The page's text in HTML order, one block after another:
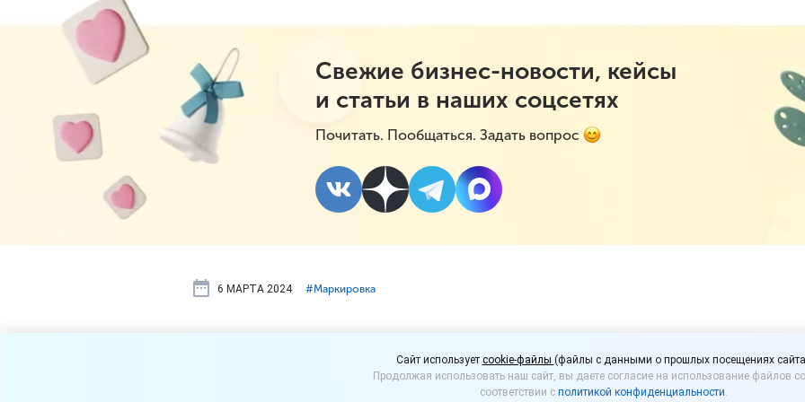
Свежие бизнес-новости, кейсы
и статьи в наших соцсетях
Почитать. Пообщаться. Задать вопрос
6 МАРТА 2024 #⁣Маркировка
Разработаны правила выдачи
Cайт использует cookie-файлы (файлы с данными о прошлых посещениях
Продолжая использовать наш сайт, вы даете согласие на использование файлов
соответствии с политикой конфиденциальности.